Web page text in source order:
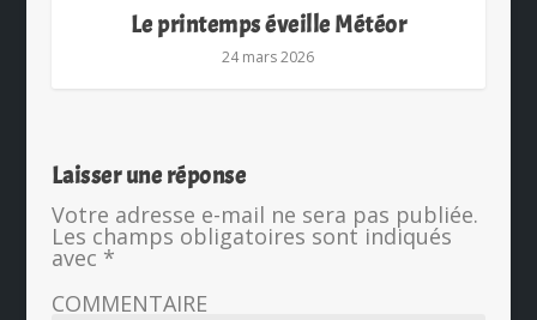
Le printemps éveille Météor
24 mars 2026
Laisser une réponse
Votre adresse e-mail ne sera pas publiée.
Les champs obligatoires sont indiqués
avec *
COMMENTAIRE